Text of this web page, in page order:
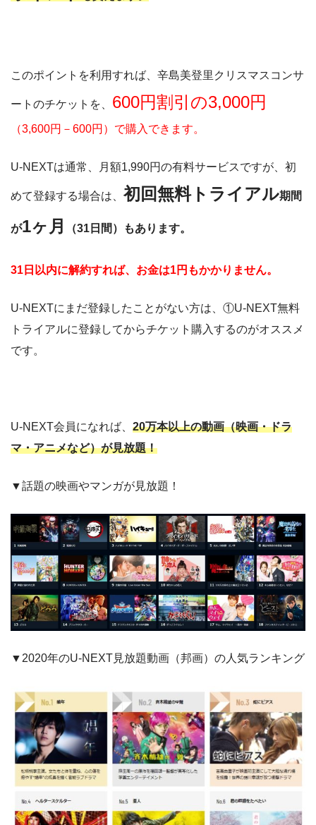
このポイントを利用すれば、辛島美登里クリスマスコンサ
ートのチケットを、 600円割引の3,000円
（3,600円－600円）で購入できます。
U-NEXTは通常、月額1,990円の有料サービスですが、初
めて登録する場合は、 初回無料トライアル期間
が1ヶ月 （31日間）もあります。
31日以内に解約すれば、お金は1円もかかりません。
U-NEXTにまだ登録したことがない方は、①U-NEXT無料
トライアルに登録してからチケット購入するのがオススメ
です。
U-NEXT会員になれば、 20万本以上の動画（映画・ドラ
マ・アニメなど）が見放題！
▼話題の映画やマンガが見放題！
▼2020年のU-NEXT見放題動画（邦画）の人気ランキング